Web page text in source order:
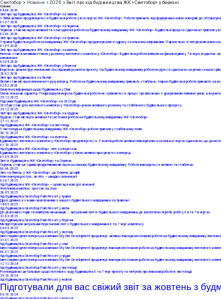
Святобор Новини 2026 Звіт про хід будівництва ЖК «Святобор» у березні
Новини
04.08.2026
Звіт про хід будівництва ЖК «Святобор» за липень
У Липні активно продовжуються будівельні роботи у всіх чергах ЖК «Святобор». Роботи тривають від формування нових поверхів до
01 .07.2026
Звіт про хід будівництва ЖК «Святобор» за червень
Червень став місяцем активної та злагодженої роботи на будівельному майданчику ЖК «Святобор». Будівельні процеси одночасно тривали у
02.06.2026
Звіт про хід будівництва ЖК «Святобор» за травень
У травні будівельні роботи на майданчику ЖК «Святобор» продовжувалися одразу за кількома напрямками. Паралельно зі зведенням нових
01 .05.2026
Звіт про хід будівництва ЖК «Святобор» за квітень
Квітень став важливим етапом у розвитку житлового комплексу «Святобор». Будівельні роботи вийшли на фінальні рівні у 7-й черзі,
наповнення.
02.04.2026
Звіт про хід будівництва ЖК «Святобор» у березні
Березень демонструє впевнений і послідовний розвиток проєкту. На будівельному майданчику роботи ведуться одночасно на різних секціях і
26.02.2026
Звіт про хід будівництва за Лютий
Лютий став місяцем впевненого руху вперед. Роботи на будівельному майданчику тривають стабільно. Наразі будівельні роботи тривають на
02.02.2026
Оновлена інформація щодо будівництва у Січні
Січень показав характер. Попри відчутні морози, будівельні роботи не зупиняються: процес організовано з урахуванням зимових умов, а
29.12.2025
Підсумки будівництва ЖК «Святобор» за 2025 рік
2025 рік став для житлового комплексу «Святобор» роком активного розвитку та стабільного будівельного прогресу.
29.12.2025
Звіт про хід будівництва ЖК «Святобор» за грудень
Грудень став місяцем активної та системної роботи на будівельному майданчику ЖК «Святобор»
27.11.2025
Хід будівництва ЖК «Святобор» за листопад
У листопаді на будівельному майданчику ЖК «Святобор» роботи тривали у стабільному темпі.
30.10.2025
Хід будівництва ЖК «Святобор» за жовтень
Будівництво житлового комплексу «Святобор» продовжується. У жовтні роботи активно виконувалися на кількох чергах одночасно, що
01 .10.2025
Хід будівництва ЖК «Святобор»: звіт за вересень
Будівництво житлового комплексу «Святобор» у Києві активно просувається вперед.
01 .09.2025
Звіт із будівництва ЖК «Святобор» за Серпень
Серпень став ще одним продуктивним місяцем на нашому будівельному майданчику. Роботи виконуються активно та стабільно.
06.08.2025
Звіт за Липень у ЖК «Святобор»: ще ближче до мрії!
Нові поверхи ростуть, як літо — швидко і впевнено!
02.07.2025
Хід будівництва ЖК «Святобор» — щомісяця нові досягнення!
Житловий комплекс зростає на очах
28.05.2025
Хід будівництва Святобор Park Resort у травні
Друзі, ділимося з вами оновленнями з нашого будівельного майданчика за травень!
14.05.2025
Хід будівництва Святобор Park Resort у квітні
До уваги інвесторів та майбутніх мешканців – актуальний звіт із будівельного майданчика, де висвітлено перебіг робіт у 6-й та 7-й чергах.
31 .03.2025
Хід будівництва Святобор Park Resort у березні
Ми підготували актуальний березневий звіт з будівельного майданчика 6 та 7 черг комплексу
03.03.2025
Хід будівництва Святобор Park Resort у лютому
Інвестиційно-девелоперська компанія City One Development продовжує активно виконувати планові роботи на будівельному майданчику
31 .01.2025
Хід будівництва Святобор Park Resort у січні
Інвестиційно-девелоперська компанія City One Development продовжує виконувати планові роботи на будівельному майданчику житлового
06.01.2025
Хід будівництва Святобор Park Resort у грудні
Інвестиційно-девелоперська компанія City One Development продовжує виконувати планові роботи на будівельному майданчику житлового
12.12.2024
Хід будівництва Святобор Park Resort у листопаді
Розповідаємо детальніше щодо поточного ходу будівництва 6 та 7 черг проєкту та звітуємо про виконані роботи в листопаді:
29.10.2024
Хід будівництва Святобор Park Resort у жовтні
Підготували для вас свіжий звіт за жовтень з
03.10.2024